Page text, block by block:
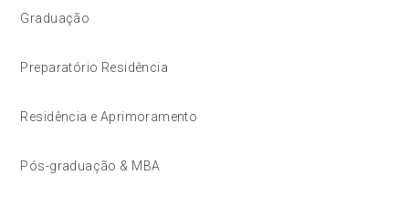
Graduação
Preparatório Residência
Residência e Aprimoramento
Pós-graduação & MBA